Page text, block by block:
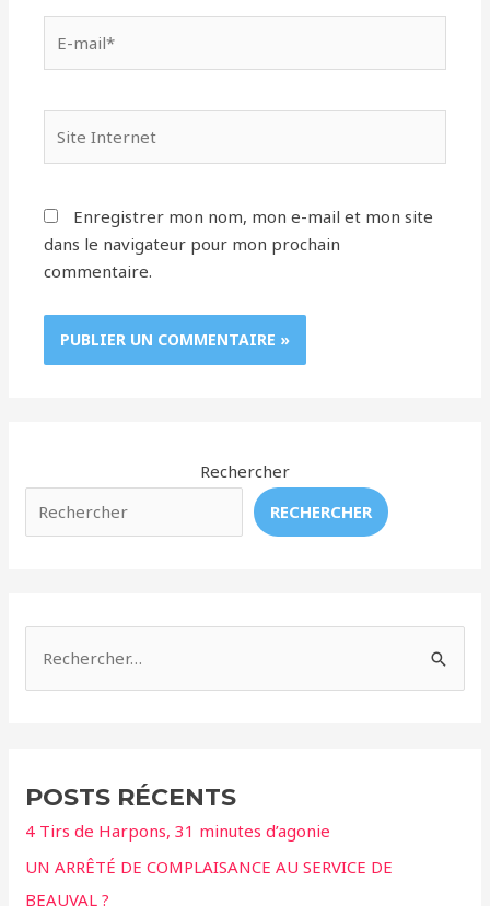
mail*
Internet
Enregistrer mon nom, mon e-mail et mon site
dans le navigateur pour mon prochain
commentaire.
Rechercher
RECHERCHER
r
c
h
POSTS RÉCENTS
4 Tirs de Harpons, 31 minutes d’agonie
UN ARRÊTÉ DE COMPLAISANCE AU SERVICE DE
BEAUVAL ?